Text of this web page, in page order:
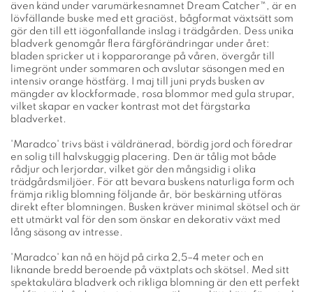
även känd under varumärkesnamnet Dream Catcher™, är en
lövfällande buske med ett graciöst, bågformat växtsätt som
gör den till ett iögonfallande inslag i trädgården. Dess unika
bladverk genomgår flera färgförändringar under året:
bladen spricker ut i kopparorange på våren, övergår till
limegrönt under sommaren och avslutar säsongen med en
intensiv orange höstfärg. I maj till juni pryds busken av
mängder av klockformade, rosa blommor med gula strupar,
vilket skapar en vacker kontrast mot det färgstarka
bladverket.
'Maradco' trivs bäst i väldränerad, bördig jord och föredrar
en solig till halvskuggig placering. Den är tålig mot både
rådjur och lerjordar, vilket gör den mångsidig i olika
trädgårdsmiljöer. För att bevara buskens naturliga form och
främja riklig blomning följande år, bör beskärning utföras
direkt efter blomningen. Busken kräver minimal skötsel och är
ett utmärkt val för den som önskar en dekorativ växt med
lång säsong av intresse.
'Maradco' kan nå en höjd på cirka 2,5–4 meter och en
liknande bredd beroende på växtplats och skötsel. Med sitt
spektakulära bladverk och rikliga blomning är den ett perfekt